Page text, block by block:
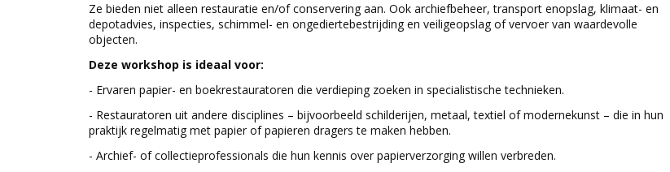
Ze bieden niet alleen restauratie en/of conservering aan. Ook archiefbeheer, transport enopslag, klimaat- en
depotadvies, inspecties, schimmel- en ongediertebestrijding en veiligeopslag of vervoer van waardevolle
objecten.
Deze workshop is ideaal voor:
- Ervaren papier- en boekrestauratoren die verdieping zoeken in specialistische technieken.
- Restauratoren uit andere disciplines – bijvoorbeeld schilderijen, metaal, textiel of modernekunst – die in hun
praktijk regelmatig met papier of papieren dragers te maken hebben.
- Archief- of collectieprofessionals die hun kennis over papierverzorging willen verbreden.